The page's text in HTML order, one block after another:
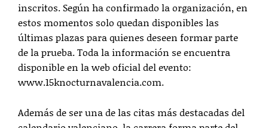
inscritos. Según ha confirmado la organización, en
estos momentos solo quedan disponibles las
últimas plazas para quienes deseen formar parte
de la prueba. Toda la información se encuentra
disponible en la web oficial del evento:
www.15knocturnavalencia.com.
Además de ser una de las citas más destacadas del